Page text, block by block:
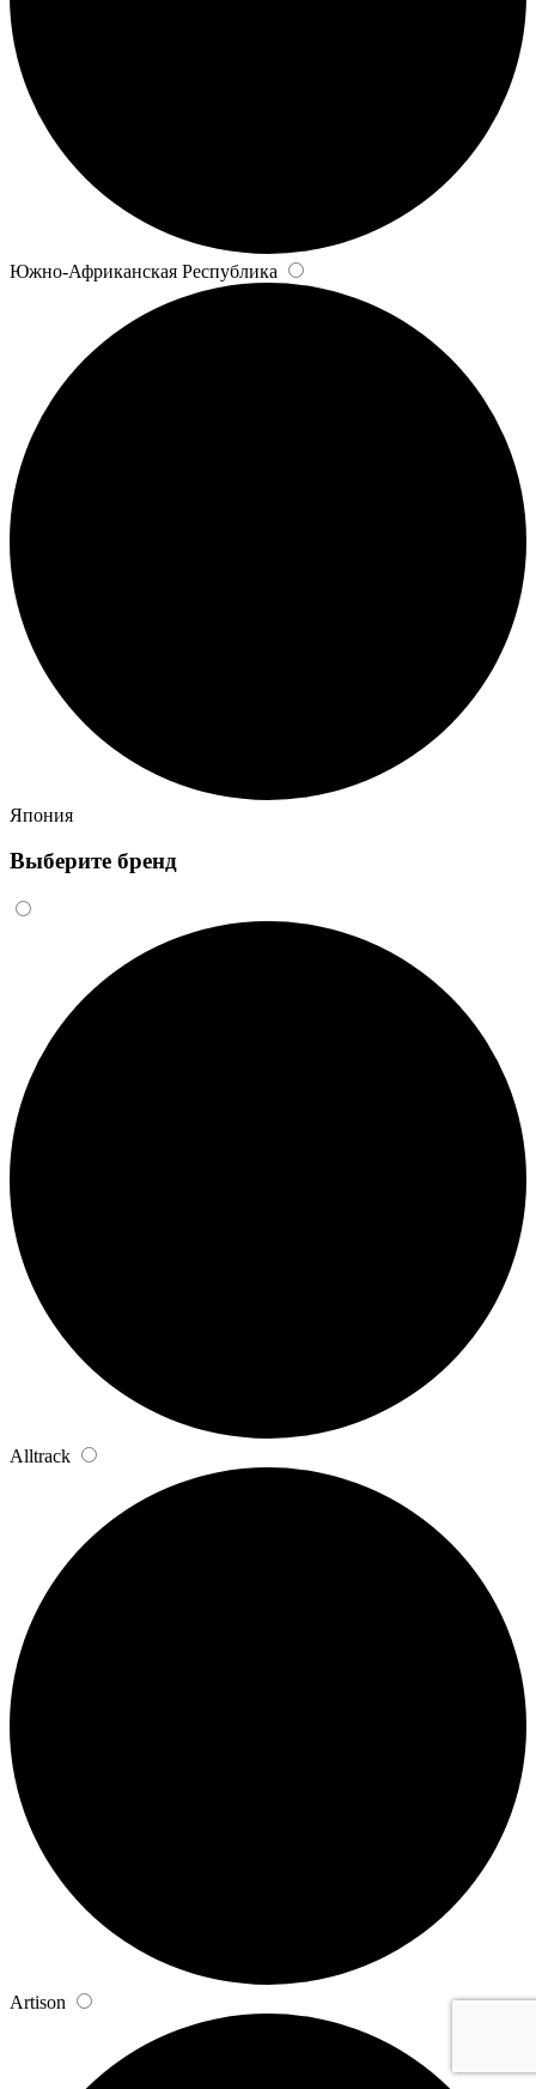
Южно-Африканская Республика
Япония
Выберите бренд
Alltrack
Artison